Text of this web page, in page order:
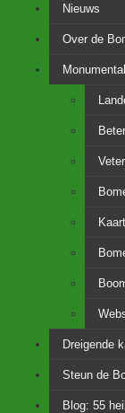
Nieuws
Over de
Dreigende
Steun de
Blog: 55